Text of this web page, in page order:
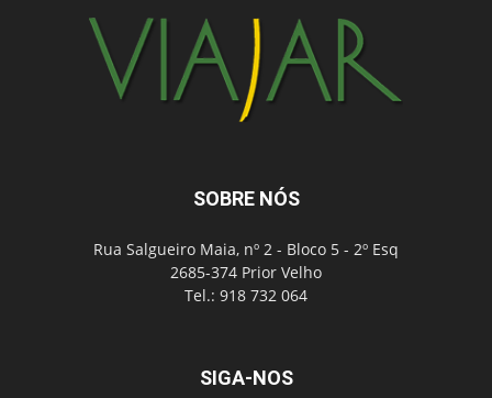
SOBRE NÓS
Rua Salgueiro Maia, nº 2 - Bloco 5 - 2º Esq
2685-374 Prior Velho
Tel.: 918 732 064
SIGA-NOS